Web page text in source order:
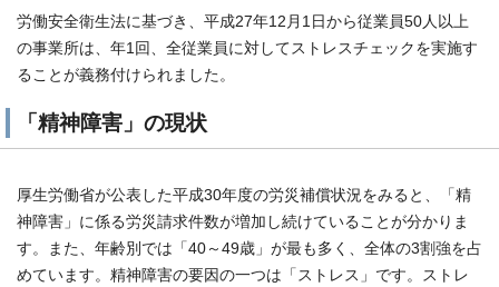
労働安全衛生法に基づき、平成27年12月1日から従業員50人以上
の事業所は、年1回、全従業員に対してストレスチェックを実施す
ることが義務付けられました。
「精神障害」の現状
厚生労働省が公表した平成30年度の労災補償状況をみると、「精
神障害」に係る労災請求件数が増加し続けていることが分かりま
す。また、年齢別では「40～49歳」が最も多く、全体の3割強を占
めています。精神障害の要因の一つは「ストレス」です。ストレ